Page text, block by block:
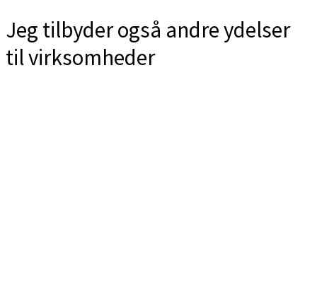
Jeg tilbyder også andre ydelser
til virksomheder